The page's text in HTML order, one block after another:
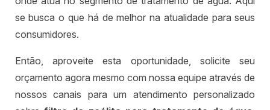
se busca o que há de melhor na atualidade para seus
consumidores.
Então, aproveite esta oportunidade, solicite seu
orçamento agora mesmo com nossa equipe através de
nossos canais para um atendimento personalizado